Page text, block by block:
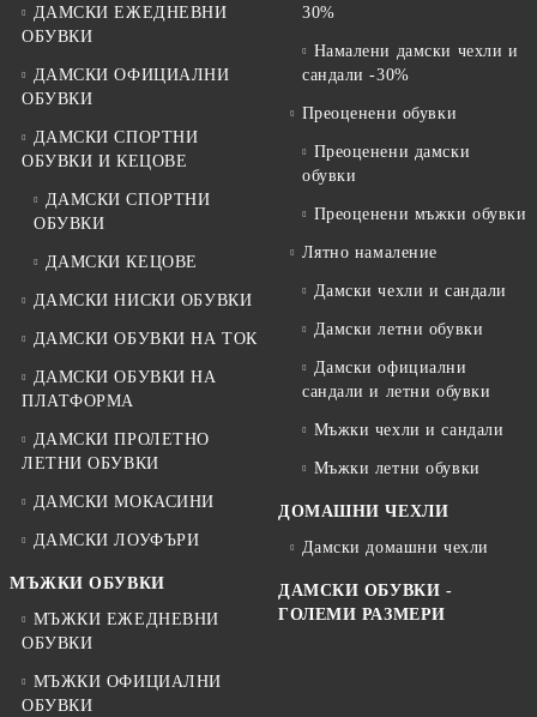
ДАМСКИ ЕЖЕДНЕВНИ
ОБУВКИ
ДАМСКИ ОФИЦИАЛНИ
ОБУВКИ
ДАМСКИ СПОРТНИ
ОБУВКИ И КЕЦОВЕ
ДАМСКИ СПОРТНИ
ОБУВКИ
ДАМСКИ КЕЦОВЕ
ДАМСКИ НИСКИ ОБУВКИ
ДАМСКИ ОБУВКИ НА ТОК
ДАМСКИ ОБУВКИ НА
ПЛАТФОРМА
ДАМСКИ ПРОЛЕТНО
ЛЕТНИ ОБУВКИ
ДАМСКИ МОКАСИНИ
ДАМСКИ ЛОУФЪРИ
МЪЖКИ ОБУВКИ
МЪЖКИ ЕЖЕДНЕВНИ
ОБУВКИ
МЪЖКИ ОФИЦИАЛНИ
ОБУВКИ
30%
Намалени дамски чехли и
сандали -30%
Преоценени обувки
Преоценени дамски
обувки
Преоценени мъжки обувки
Лятно намаление
Дамски чехли и сандали
Дамски летни обувки
Дамски официални
сандали и летни обувки
Мъжки чехли и сандали
Мъжки летни обувки
ДОМАШНИ ЧЕХЛИ
Дамски домашни чехли
ДАМСКИ ОБУВКИ -
ГОЛЕМИ РАЗМЕРИ